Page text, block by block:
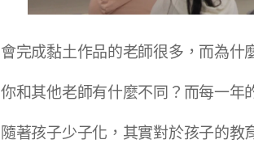
會完成黏土作品的老師很多，而為什
你和其他老師有什麼不同？而每一年
隨著孩子少子化，其實對於孩子的教